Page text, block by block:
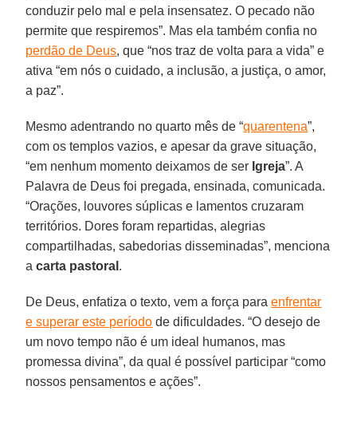
conduzir pelo mal e pela insensatez. O pecado não
permite que respiremos”. Mas ela também confia no
perdão de Deus, que “nos traz de volta para a vida” e
ativa “em nós o cuidado, a inclusão, a justiça, o amor,
a paz”.
Mesmo adentrando no quarto mês de “quarentena”,
com os templos vazios, e apesar da grave situação,
“em nenhum momento deixamos de ser Igreja”. A
Palavra de Deus foi pregada, ensinada, comunicada.
“Orações, louvores súplicas e lamentos cruzaram
territórios. Dores foram repartidas, alegrias
compartilhadas, sabedorias disseminadas”, menciona
acarta pastoral .
De Deus, enfatiza o texto, vem a força paraenfrentar
e superar este período de dificuldades. “O desejo de
um novo tempo não é um ideal humanos, mas
promessa divina”, da qual é possível participar “como
nossos pensamentos e ações”.